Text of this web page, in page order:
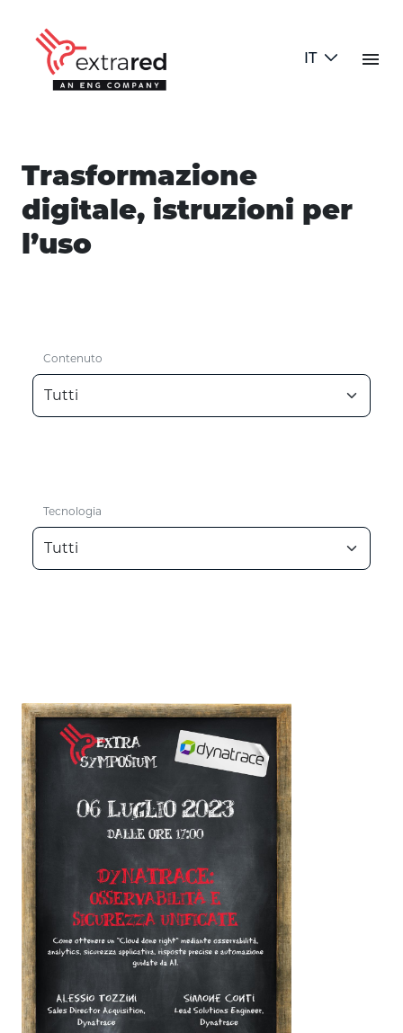
menu
Trasformazione
digitale, istruzioni per
l’uso
Contenuto
Tecnologia